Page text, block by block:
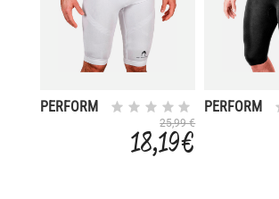
PERFORM
25,99 €
18,19 €
PERFORM